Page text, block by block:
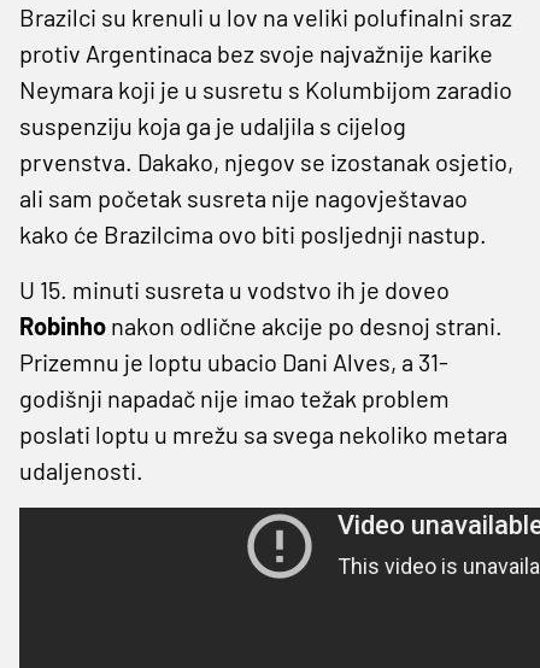
Brazilci su krenuli u lov na veliki polufinalni sraz
protiv Argentinaca bez svoje najvažnije karike
Neymara koji je u susretu s Kolumbijom zaradio
suspenziju koja ga je udaljila s cijelog
prvenstva. Dakako, njegov se izostanak osjetio,
ali sam početak susreta nije nagovještavao
kako će Brazilcima ovo biti posljednji nastup.
U 15. minuti susreta u vodstvo ih je doveo
Robinho nakon odlične akcije po desnoj strani.
Prizemnu je loptu ubacio Dani Alves, a 31-
godišnji napadač nije imao težak problem
poslati loptu u mrežu sa svega nekoliko metara
udaljenosti.